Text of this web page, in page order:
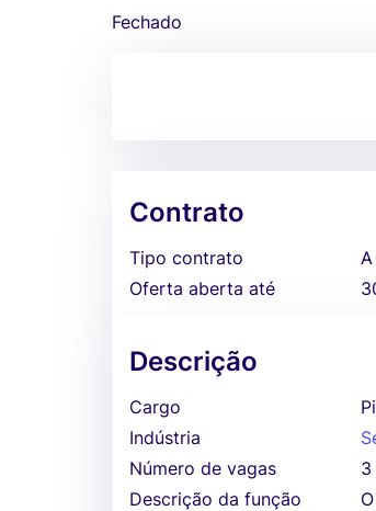
Fechado
Contrato
Tipo contrato
Oferta aberta até
Descrição
Cargo
Indústria
Número de vagas
3
Descrição da função